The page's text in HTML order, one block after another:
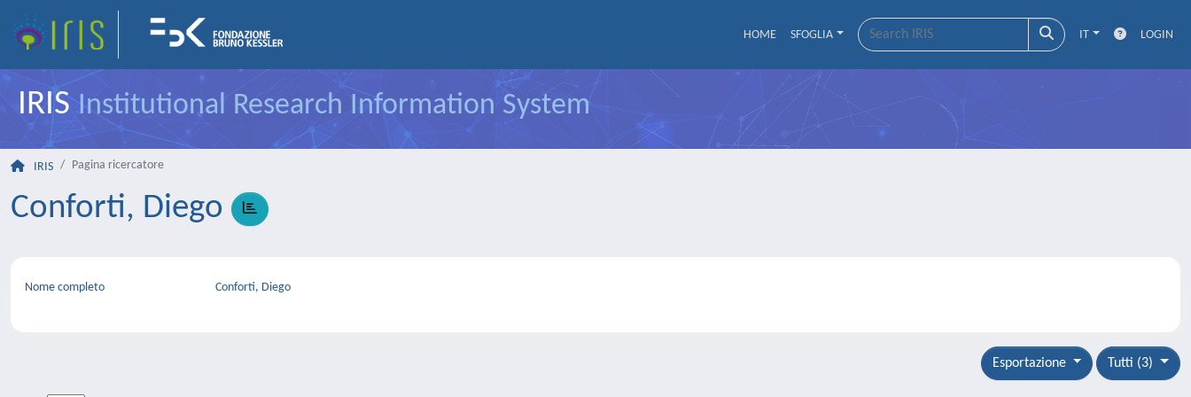
HOME SFOGLIA IT LOGIN
IRISInstitutional Research Information System
IRIS Pagina ricercatore
Conforti, Diego
Nome completo Conforti, Diego
Tutti (3)
Esportazione